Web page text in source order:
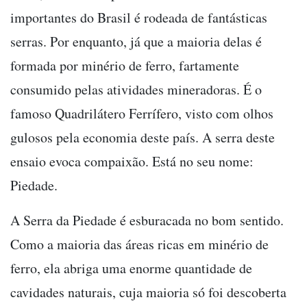
importantes do Brasil é rodeada de fantásticas
serras. Por enquanto, já que a maioria delas é
formada por minério de ferro, fartamente
consumido pelas atividades mineradoras. É o
famoso Quadrilátero Ferrífero, visto com olhos
gulosos pela economia deste país. A serra deste
ensaio evoca compaixão. Está no seu nome:
Piedade.
A Serra da Piedade é esburacada no bom sentido.
Como a maioria das áreas ricas em minério de
ferro, ela abriga uma enorme quantidade de
cavidades naturais, cuja maioria só foi descoberta